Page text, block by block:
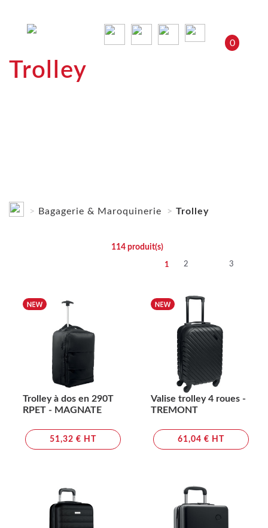
0
Trolley
Bagagerie & Maroquinerie Trolley
114produit(s)
1 2 3
Trolley à dos en 290T
RPET - MAGNATE
51,32 € HT
Valise trolley 4 roues -
TREMONT
61,04 € HT